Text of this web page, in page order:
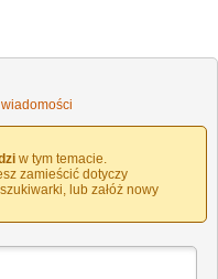
w tym temacie.
zamieścić dotyczy
lub załóż nowy